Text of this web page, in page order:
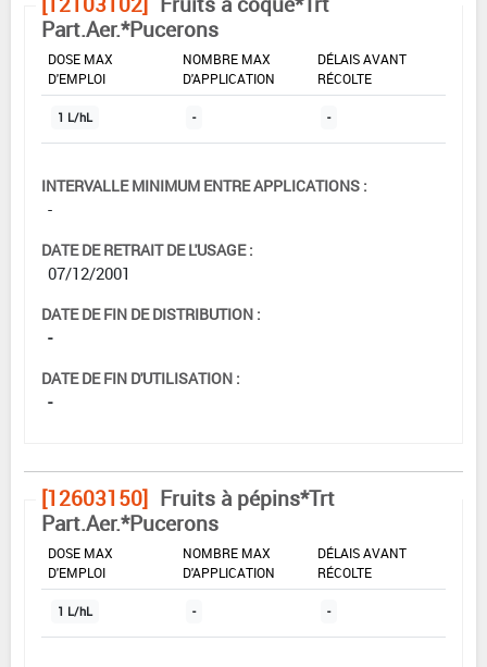
Part.Aer.*Pucerons
DOSE MAX
D'EMPLOI
NOMBRE MAX
D'APPLICATION
DÉLAIS AVANT
RÉCOLTE
1 L/hL - -
INTERVALLE MINIMUM ENTRE APPLICATIONS :
-
DATE DE RETRAIT DE L'USAGE :
07/12/2001
DATE DE FIN DE DISTRIBUTION :
-
DATE DE FIN D'UTILISATION :
-
[12603150] Fruits à pépins*Trt
Part.Aer.*Pucerons
DOSE MAX
D'EMPLOI
NOMBRE MAX
D'APPLICATION
DÉLAIS AVANT
RÉCOLTE
1 L/hL - -